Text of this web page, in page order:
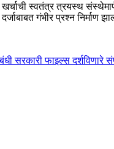
खर्चाची स्वतंत्र त्रयस्थ
गंभीर प्रश्न निर्माण